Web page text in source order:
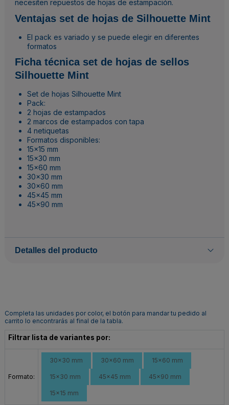
necesiten repuestos de hojas de estampación.
Ventajas set de hojas de Silhouette Mint
El pack es variado y se puede elegir en diferentes
formatos
Ficha técnica set de hojas de sellos
Silhouette Mint
Set de hojas Silhouette Mint
Pack:
2 hojas de estampados
2 marcos de estampados con tapa
4 netiquetas
Formatos disponibles:
15x15 mm
15x30 mm
15x60 mm
30x30 mm
30x60 mm
45x45 mm
45x90 mm
Detalles del producto
Completa las unidades por color, el botón para mandar tu pedido al
carrito lo encontrarás al final de la tabla.
Filtrar lista de variantes por:
Formato:
30x30 mm 30x60 mm 15x60 mm
15x30 mm 45x45 mm 45x90 mm
15x15 mm